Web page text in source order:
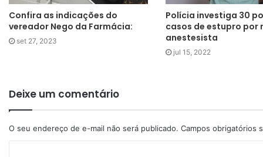
Confira as indicações do
vereador Nego da Farmácia:
set 27, 2023
Polícia investiga 30
casos de estupro por
anestesista
jul 15, 2022
Deixe um comentário
O seu endereço de e-mail não será publicado. Campos obrigatórios